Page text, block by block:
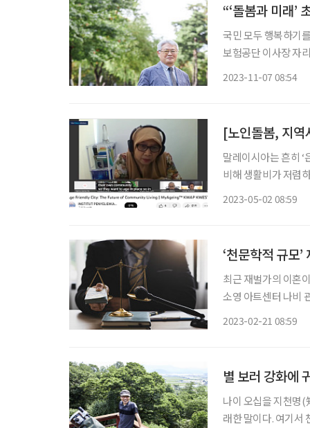
“‘돌봄과 미래’
국민 모두 행복하기
보험공단 이사장 자
2023-11-07 08:54
말레이시아는 흔히
비해 생활비가 저렴
2023-05-02 08:59
‘천문학적 규모
최근 재벌가의 이혼
소영 아트센터 나비
2023-02-21 08:59
별 보러 강화에
나이 오십을 지천명(
래한 말이다. 여기서